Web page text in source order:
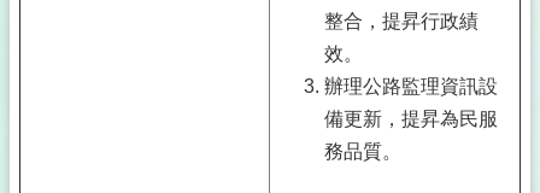
整合，提昇行政績
效。
辦理公路監理資訊設
備更新，提昇為民服
務品質。